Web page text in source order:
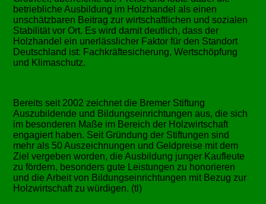
betriebliche Ausbildung im Holzhandel als einen
unschätzbaren Beitrag zur wirtschaftlichen und sozialen
Stabilität vor Ort. Es wird damit deutlich, dass der
Holzhandel ein unerlässlicher Faktor für den Standort
Deutschland ist: Fachkräftesicherung, Wertschöpfung
und Klimaschutz.
Bereits seit 2002 zeichnet die Bremer Stiftung
Auszubildende und Bildungseinrichtungen aus, die sich
im besonderen Maße im Bereich der Holzwirtschaft
engagiert haben. Seit Gründung der Stiftungen sind
mehr als 50 Auszeichnungen und Geldpreise mit dem
Ziel vergeben worden, die Ausbildung junger Kaufleute
zu fördern, besonders gute Leistungen zu honorieren
und die Arbeit von Bildungseinrichtungen mit Bezug zur
Holzwirtschaft zu würdigen. (tl)